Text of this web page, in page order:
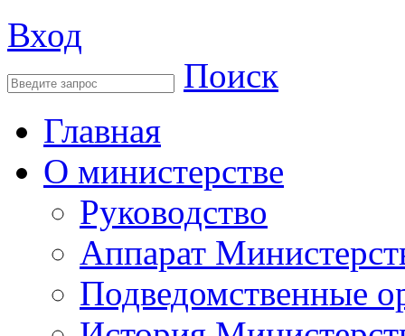
Вход
Поиск
Главная
О министерстве
Руководство
Аппарат
Подведомственные